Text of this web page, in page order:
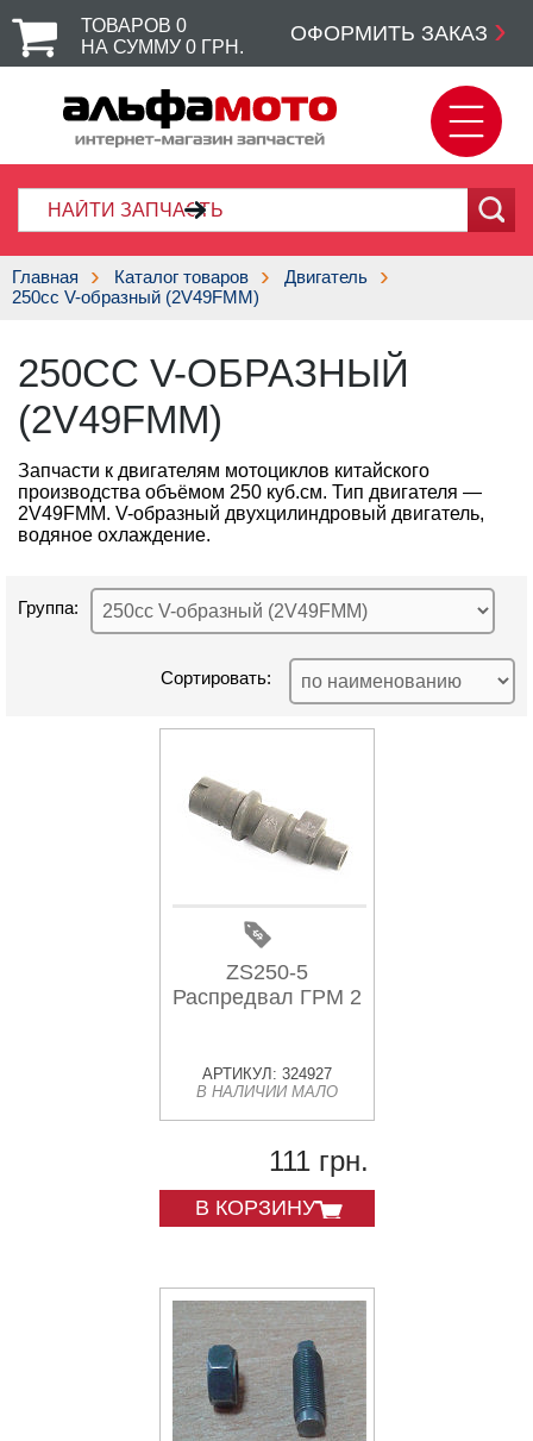
ТОВАРОВ 0
НА СУММУ 0 ГРН.
ОФОРМИТЬ ЗАКАЗ
Главная Каталог товаров
Двигатель
250cc V-образный (2V49FMM)
250CC V-ОБРАЗНЫЙ
(2V49FMM)
Запчасти к двигателям мотоциклов китайского
производства объёмом 250 куб.см. Тип двигателя —
2V49FMM. V-образный двухцилиндровый двигатель,
водяное охлаждение.
Группа:
Сортировать:
ZS250-5
Распредвал ГРМ 2
АРТИКУЛ: 324927
В НАЛИЧИИ МАЛО
111 грн.
В КОРЗИНУ